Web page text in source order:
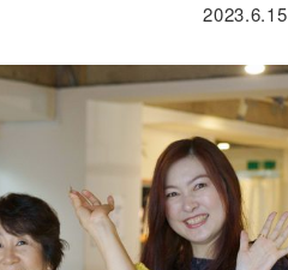
2023.6.15